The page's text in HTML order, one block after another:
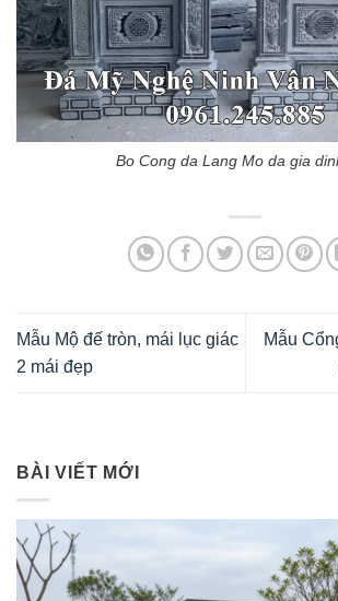
Bo Cong da Lang Mo da gia
Mẫu Mộ đế tròn, mái lục giác
2 mái đẹp
Mẫu
BÀI VIẾT MỚI